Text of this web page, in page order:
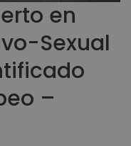
en
Sexual
–